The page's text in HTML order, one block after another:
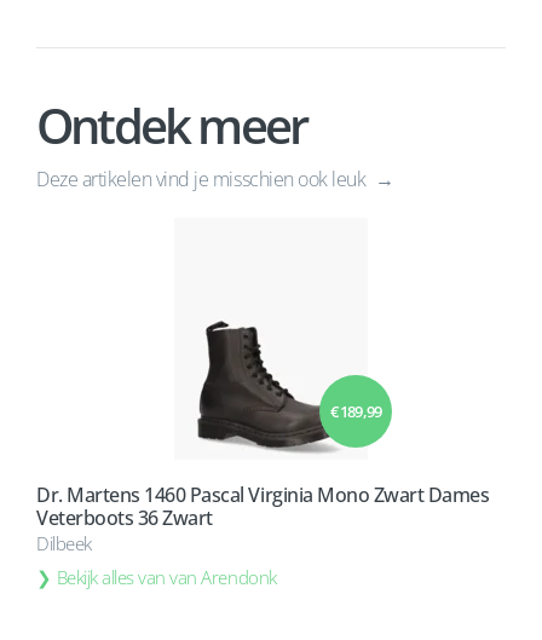
€ 189,99
Dr. Martens 1460 Pascal Virginia Mono Zwart Dames
Veterboots 36 Zwart
Dilbeek
Bekijk alles van van Arendonk
Ontdek meer
Deze artikelen vind je misschien ook leuk